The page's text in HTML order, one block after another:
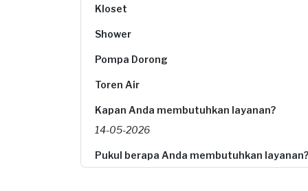
Kloset
Shower
Pompa Dorong
Toren Air
Kapan Anda membutuhkan layanan?
14-05-2026
Pukul berapa Anda membutuhkan layanan?